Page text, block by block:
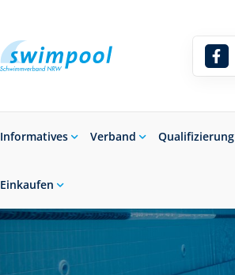
Informatives Verband
Einkaufen
Suchbegriff eingeben